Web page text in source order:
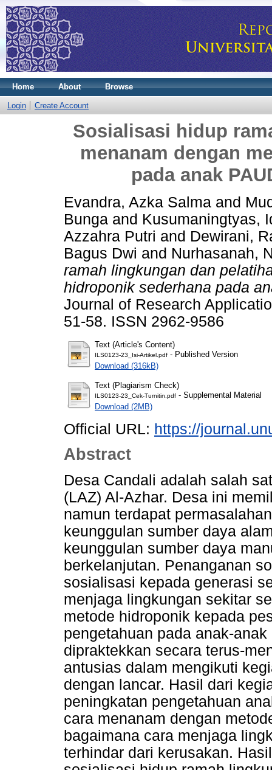
Home About Browse
Login Create Account
Sosialisasi hidup
menanam dengan
pada anak
Evandra, Azka Salma and
Bunga and Kusumaningtyas,
Azzahra Putri and Dewirani,
Bagus Dwi and Nurhasanah,
ramah lingkungan dan
hidroponik sederhana pada
Journal of Research
51-58. ISSN 2962-9586
Text (Article's Content)
ILS0123-23_Isi-Artikel.pdf - Published Version
Download (316kB)
Text (Plagiarism Check)
ILS0123-23_Cek-Turnitin.pdf - Supplemental Material
Download (2MB)
Official URL: https://
Abstract
Desa Candali adalah salah
(LAZ) Al-Azhar. Desa ini
namun terdapat
keunggulan sumber daya
keunggulan sumber daya
berkelanjutan. Penanganan
sosialisasi kepada generasi
menjaga lingkungan sekitar
metode hidroponik kepada
pengetahuan pada anak-
dipraktekkan secara terus-
antusias dalam mengikuti
dengan lancar. Hasil dari
peningkatan pengetahuan
cara menanam dengan
bagaimana cara menjaga
terhindar dari kerusakan.